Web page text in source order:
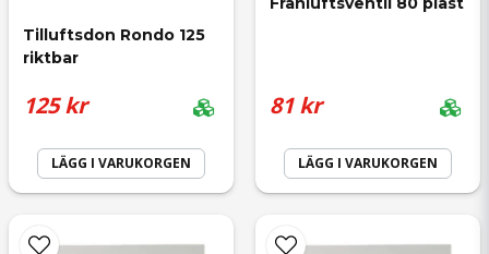
Tilluftsdon Rondo 125
riktbar
125 kr
LÄGG I VARUKORGEN
81 kr
LÄGG I VARUKORGEN